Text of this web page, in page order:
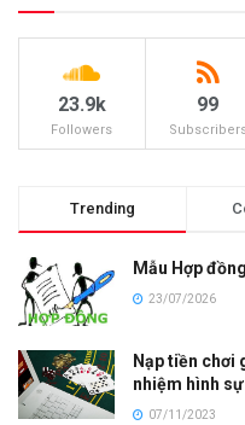
23.9k
Followers
99
Trending
Mẫu Hợp
23/07/2026
Nạp tiền chơi
nhiệm hình
07/11/2023